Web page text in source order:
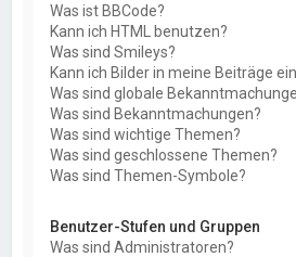
Was ist BBCode?
Kann ich HTML benutzen?
Was sind Smileys?
Kann ich Bilder in meine Beiträge
Was sind globale
Was sind Bekanntmachungen?
Was sind wichtige Themen?
Was sind geschlossene Themen?
Was sind Themen-Symbole?
Benutzer-Stufen und Gruppen
Was sind Administratoren?